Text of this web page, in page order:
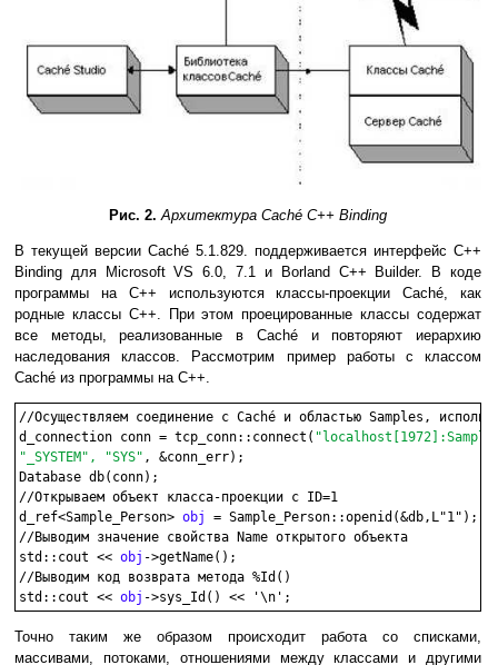
Рис. 2. Архитектура Caché С++ Binding
В текущей версии Caché 5.1.829. поддерживается интерфейс C++
Binding для Microsoft VS 6.0, 7.1 и Borland C++ Builder. В коде
программы на С++ используются классы-проекции Caché, как
родные классы С++. При этом проецированные классы содержат
все методы, реализованные в Caché и повторяют иерархию
наследования классов. Рассмотрим пример работы с классом
Caché из программы на С++.
//Осуществляем соединение с Caché и областью Samples,
d_connection conn = tcp_conn::connect(
"_SYSTEM", "SYS" , &conn_err);
Database db(conn);
//Открываем объект класса-проекции с ID=1
d_ref<Sample_Person> obj
= Sample_Person::openid(&db,L"1");
//Выводим значение свойства Name открытого объекта
std::cout << obj ->getName();
//Выводим код возврата метода %Id()
std::cout << obj
Точно таким же образом происходит работа со списками,
массивами, потоками, отношениями между классами и другими